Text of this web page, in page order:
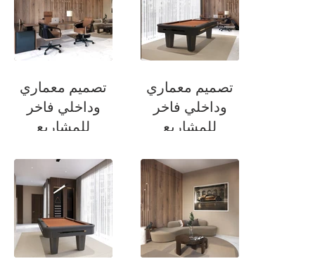
تصميم معماري
وداخلي فاخر
للمشاريع
غرفة المكتب في
المنزل
تصميم معماري
وداخلي فاخر
للمشاريع
غرفة المكتب في
المنزل